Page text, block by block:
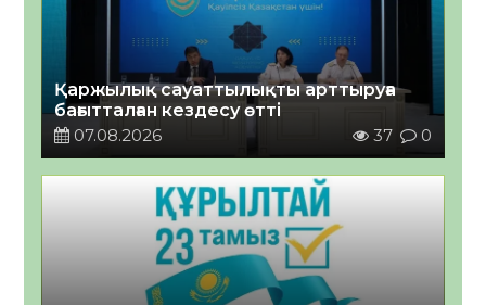
Қаржылық сауаттылықты арттыруға
бағытталған кездесу өтті
07.08.2026
37 0